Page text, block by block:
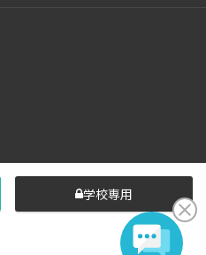
学校専用